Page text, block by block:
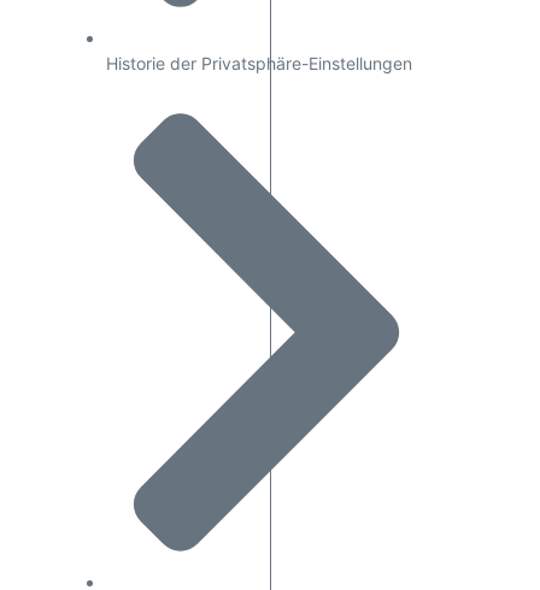
Historie der Privatsphäre-Einstellungen